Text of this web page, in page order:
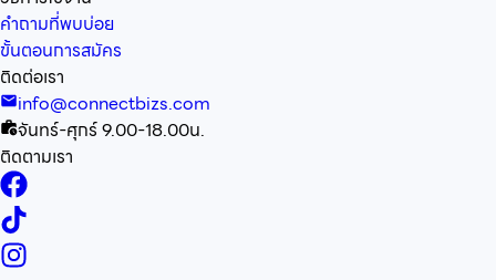
คำถามที่พบบ่อย
ขั้นตอนการสมัคร
ติดต่อเรา
info@connectbizs.com
จันทร์-ศุกร์ 9.00-18.00น.
ติดตามเรา